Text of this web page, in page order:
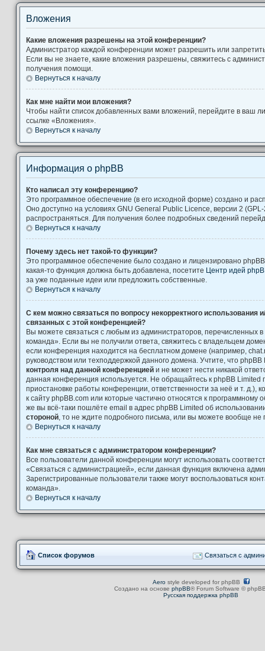
Вложения
Какие вложения разрешены на этой конференции?
Администратор каждой конференции может разрешить или
Если вы не знаете, какие вложения разрешены, свяжитесь с
получения помощи.
Вернуться к началу
Как мне найти мои вложения?
Чтобы найти список добавленных вами вложений, перейдите в ваш
ссылке «Вложения».
Вернуться к началу
Информация о phpBB
Кто написал эту конференцию?
Это программное обеспечение (в его исходной форме) создано и
Оно доступно на условиях GNU General Public Licence, версии 2
распространяться. Для получения более подробных сведений
Вернуться к началу
Почему здесь нет такой-то функции?
Это программное обеспечение было создано и лицензировано
какая-то функция должна быть добавлена, посетите Центр идей
за уже поданные идеи или предложить собственные.
Вернуться к началу
С кем можно связаться по вопросу некорректного использования
связанных с этой конференцией?
Вы можете связаться с любым из администраторов, перечисленных
команда». Если вы не получили ответа, свяжитесь с владельцем
если конференция находится на бесплатном домене (например,
руководством или техподдержкой данного домена. Учтите, что
контроля над данной конференцией и не может нести никакой
данная конференция используется. Не обращайтесь к phpBB Limited
приостановке работы конференции, ответственности за неё и т. д.),
к сайту phpBB.com или которые частично относятся к программному
же вы всё-таки пошлёте email в адрес phpBB Limited об
стороной , то не ждите подробного письма, или вы можете вообще не
Вернуться к началу
Как мне связаться с администратором конференции?
Все пользователи данной конференции могут использовать
«Связаться с администрацией», если данная функция включена
Зарегистрированные пользователи также могут воспользоваться
команда».
Вернуться к началу
Список форумов Связаться с
Aerostyle developed for phpBB
Создано на основе phpBB® Forum Software ©
Русская поддержка phpBB